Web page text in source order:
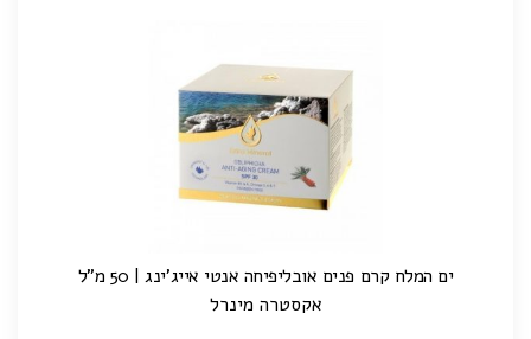
ים המלח קרם פנים אובליפיחה אנטי אייג'ינג | 50 מ"ל
אקסטרה מינרל